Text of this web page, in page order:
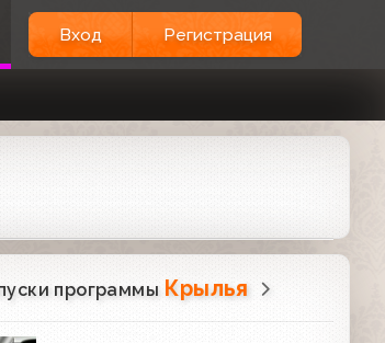
Вход Регистрация
программы Крылья